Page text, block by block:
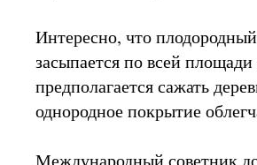
Интересно, что
засыпается по всей
предполагается сажать
однородное покрытие
Международный советник